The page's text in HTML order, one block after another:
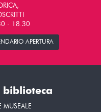
- 18.30
APERTURA
biblioteca
MUSEALE